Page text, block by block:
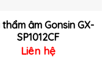
âm Gonsin GX-
SP1012CF
Liên hệ